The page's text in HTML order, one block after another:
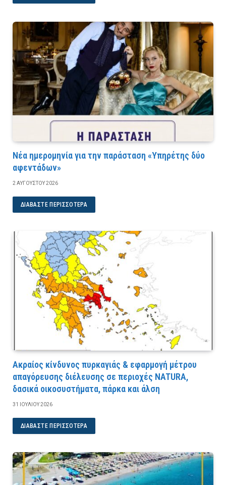
Νέα ημερομηνία για την παράσταση «Υπηρέτης δύο
αφεντάδων»
2 ΑΥΓΟΎΣΤΟΥ 2026
ΔΙΑΒΆΣΤΕ ΠΕΡΙΣΣΌΤΕΡΑ
Ακραίος κίνδυνος πυρκαγιάς & εφαρμογή μέτρου
απαγόρευσης διέλευσης σε περιοχές NATURA,
δασικά οικοσυστήματα, πάρκα και άλση
31 ΙΟΥΛΊΟΥ 2026
ΔΙΑΒΆΣΤΕ ΠΕΡΙΣΣΌΤΕΡΑ